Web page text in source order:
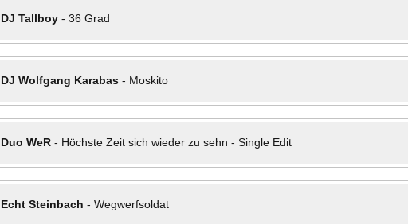
DJ Tallboy- 36 Grad
DJ Wolfgang Karabas- Moskito
Duo WeR- Höchste Zeit sich wieder zu sehn - Single Edit
Echt Steinbach - Wegwerfsoldat